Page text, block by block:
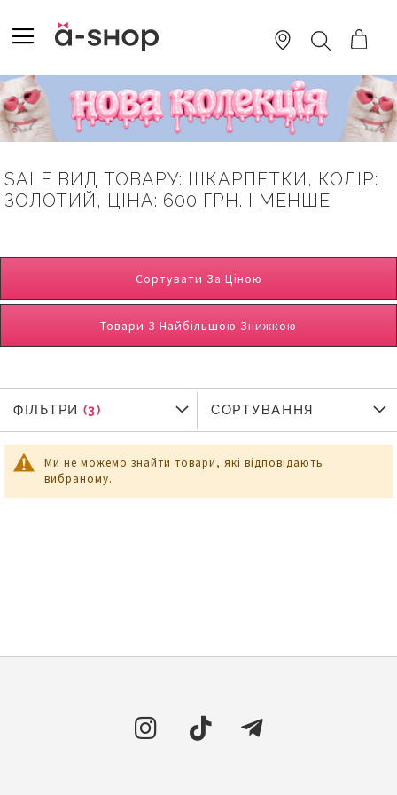
TO
CONTENT
ПОШУК
SALE ВИД ТОВАРУ: ШКАРПЕТКИ, КОЛІР:
ЗОЛОТИЙ, ЦІНА: 600 ГРН. І МЕНШЕ
Сортувати За Ціною
Товари З Найбільшою Знижкою
Ми не можемо знайти товари, які відповідають
вибраному.
ФІЛЬТРИ
ФІЛЬТРИ СОРТУВАННЯ